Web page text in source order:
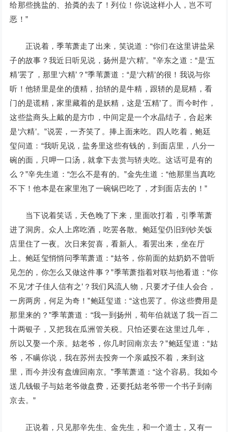
给那些挑盐的、拾粪的去了！列位！你说这样小人，岂不可
恶！”
正说着，季苇萧走了出来，笑说道：“你们在这里讲盐呆
子的故事？我近日听见说，扬州是‘六精’。”辛东之道：“是‘五
精’罢了，那里‘六精’？”季苇萧道：“是‘六精’的很！我说与你
听！他轿里是坐的债精，抬轿的是牛精，跟轿的是屁精，看
门的是谎精，家里藏着的是妖精，这是‘五精’了。而今时作，
这些盐商头上戴的是方巾，中间定是一个水晶结子，合起来
是‘六精’。”说罢，一齐笑了。捧上面来吃。四人吃着，鲍廷
玺问道：“我听见说，盐务里这些有钱的，到面店里，八分一
碗的面，只呷一口汤，就拿下去赏与轿夫吃。这话可是有的
么？”辛先生道：“怎么不是有的。”金先生道：“他那里当真吃
不下！他本是在家里泡了一碗锅巴吃了，才到面店去的！”
当下说着笑话，天色晚了下来，里面吹打着，引季苇萧
进了洞房。众人上席吃酒，吃罢各散。鲍廷玺仍旧到钞关饭
店里住了一夜。次日来贺喜，看新人。看罢出来，坐在厅
上。鲍廷玺悄悄问季苇萧道：“姑爷，你前面的姑奶奶不曾听
见怎的，你怎么又做这件事？”季苇萧指着对联与他看道：“你
不见‘才子佳人信有之’？我们风流人物，只要才子佳人会合，
一房两房，何足为奇！”鲍廷玺道：“这也罢了。你这些费用是
那里来的？”季苇萧道：“我一到扬州，荀年伯就送了我一百二
十两银子，又把我在瓜洲管关税。只怕还要在这里过几年，
所以又娶一个亲。姑老爷，你几时回南京去？”鲍廷玺道：“姑
爷，不瞒你说，我在苏州去投奔一个亲戚投不着，来到这
里，而今并没有盘缠回南京。”季苇萧道：“这个容易。我如今
送几钱银子与姑老爷做盘费，还要托姑老爷带一个书子到南
京去。”
正说着，只见那辛先生、金先生，和一个道士，又有一